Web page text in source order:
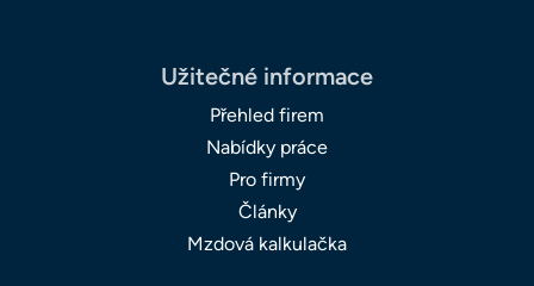
Užitečné informace
Přehled firem
Nabídky práce
Pro firmy
Články
Mzdová kalkulačka